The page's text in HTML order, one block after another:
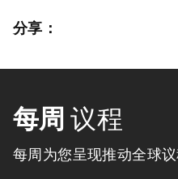
分享：
每周 议程
每周为您呈现推动全球